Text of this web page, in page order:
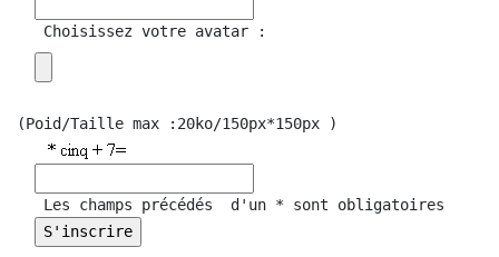
Choisissez votre avatar :
(Poid/Taille max :20ko/150px*150px )
   Les champs précédés  d'un * sont obligatoires